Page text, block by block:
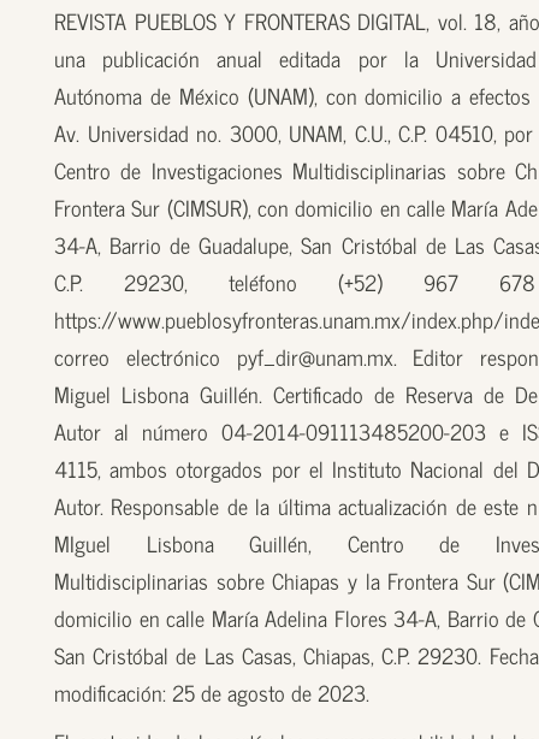
REVISTA PUEBLOS Y FRONTERAS DIGITAL, vol. 18,
una publicación anual editada por la
Autónoma de México (UNAM), con domicilio a
Av. Universidad no. 3000, UNAM, C.U., C.P. 04510,
Centro de Investigaciones Multidisciplinarias sobre
Frontera Sur (CIMSUR), con domicilio en calle María
34-A, Barrio de Guadalupe, San Cristóbal de Las
C.P. 29230, teléfono (+52) 967
https://www.pueblosyfronteras.unam.mx/index.php/
correo electrónico pyf_dir@unam.mx. Editor
Miguel Lisbona Guillén. Certificado de Reserva de
Autor al número 04-2014-091113485200-203 e
4115, ambos otorgados por el Instituto Nacional del
Autor. Responsable de la última actualización de este
MIguel Lisbona Guillén, Centro de
Multidisciplinarias sobre Chiapas y la Frontera Sur
domicilio en calle María Adelina Flores 34-A, Barrio de
San Cristóbal de Las Casas, Chiapas, C.P. 29230.
modificación: 25 de agosto de 2023.